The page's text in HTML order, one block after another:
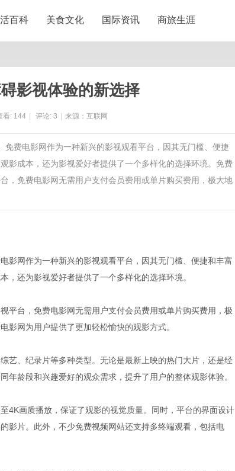
百科 美食文化 国际资讯 商旅生涯
影视体验的新选择
看: 144 评论: 3 来源：互联网
费电影网作为一种新兴的影视观看平台，因其无门槛、便捷
影成本，还为影视爱好者提供了一个多样化的选择环境。免费
，免费电影网无需用户支付会员费用或单片购买费用，极大地
影网作为一种新兴的影视观看平台，因其无门槛、便捷和丰富
，还为影视爱好者提供了一个多样化的选择环境。
平台，免费电影网无需用户支付会员费用或单片购买费用，极
影网为用户提供了更加轻松愉快的观影方式。
艺、纪录片等多种类型。无论是最新上映的热门大片，还是经
龄段和兴趣爱好的观众需求，提升了用户的整体观影体验。
4K画质播放，保证了观影的视觉质量。同时，平台的界面设计
影片。此外，不少免费视频网站还支持多终端观看，包括电